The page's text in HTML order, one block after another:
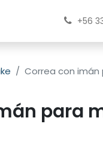
+56
Correa con
para